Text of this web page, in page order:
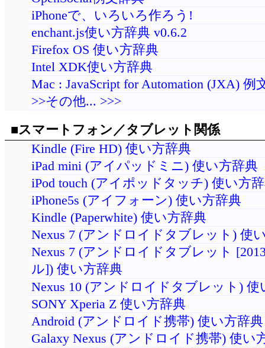
iPhoneで、いろいろ作ろう!
enchant.js使い方辞典 v0.6.2
Firefox OS 使い方辞典
Intel XDK使い方辞典
Mac : JavaScript for Automation (JXA) 例
>>その他... >>>
■スマートフォン／タブレット関係
Kindle (Fire HD) 使い方辞典
iPad mini (アイパッドミニ) 使い方辞典
iPod touch (アイポッドタッチ) 使い方
iPhone5s (アイフォーン) 使い方辞典
Kindle (Paperwhite) 使い方辞典
Nexus 7 (アンドロイドタブレット) 使
Nexus 7 (アンドロイドタブレット
ル]) 使い方辞典
Nexus 10 (アンドロイドタブレット) 使
SONY Xperia Z 使い方辞典
Android (アンドロイド携帯) 使い方辞典
Galaxy Nexus (アンドロイド携帯) 使い